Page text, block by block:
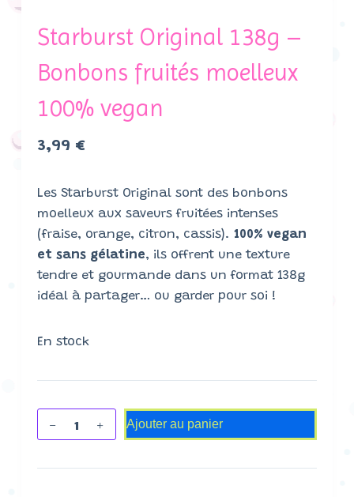
Starburst Original 138g –
Bonbons fruités moelleux
100% vegan
3,99 €
Les Starburst Original sont des bonbons
moelleux aux saveurs fruitées intenses
(fraise, orange, citron, cassis). 100% vegan
et sans gélatine, ils offrent une texture
tendre et gourmande dans un format 138g
idéal à partager… ou garder pour soi !
En stock
Ajouter au panier